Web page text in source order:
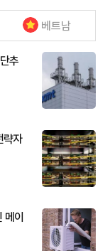
베트남
추
략자
이